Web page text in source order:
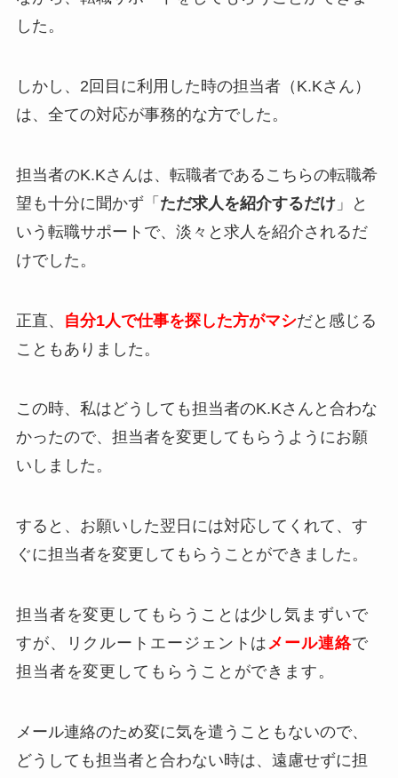
した。
しかし、2回目に利用した時の担当者（K.Kさん）
は、 全ての対応が事務的な方でした。
担当者のK.Kさんは、転職者であるこちらの転職希
望も十分に聞かず「 ただ求人を紹介するだけ」と
いう転職サポートで、淡々と求人を紹介されるだ
けでした。
正直、 自分1人で仕事を探した方がマシだと感じる
こともありました。
この時、私はどうしても担当者のK.Kさんと合わな
かったので、担当者を変更してもらうようにお願
いしました。
すると、お願いした翌日には対応してくれて、 す
ぐに担当者を変更してもらうことができました。
担当者を変更してもらうことは少し気まずいで
すが、リクルートエージェントはメール連絡で
担当者を変更してもらうことができます。
メール連絡のため変に気を遣うこともないので、
どうしても担当者と合わない時は、遠慮せずに担